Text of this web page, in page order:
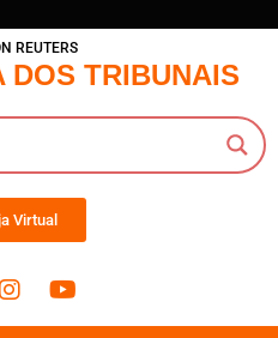
REUTERS
DOS TRIBUNAIS
Virtual